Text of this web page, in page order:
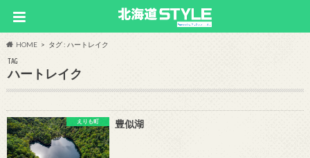
HOME タグ : ハートレイク
TAG
ハートレイク
えりも町 豊似湖